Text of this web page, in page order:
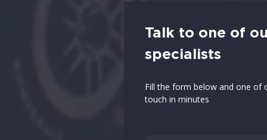
Talk to one of
specialists
Fill the form below and one of
touch in minutes